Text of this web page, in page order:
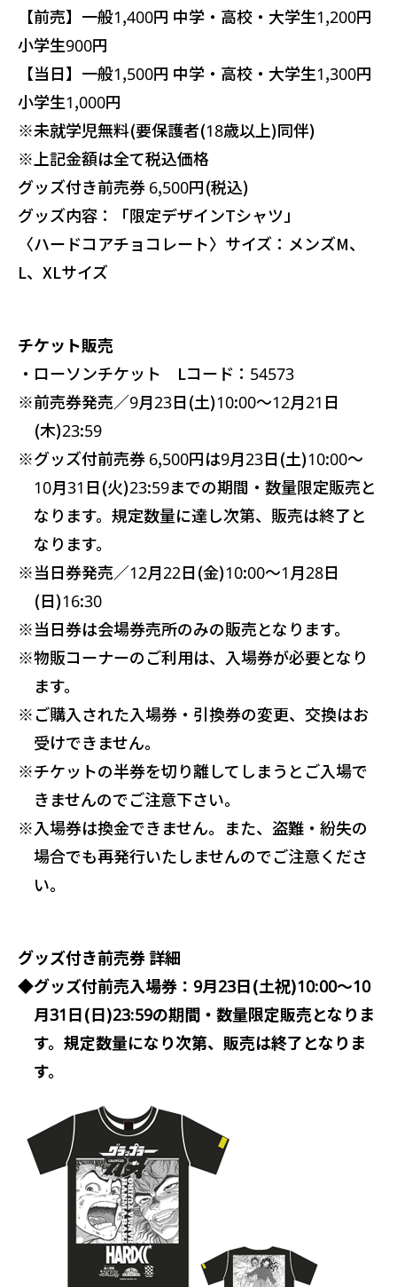
【前売】一般1,400円 中学・高校・大学生1,200円
小学生900円
【当日】一般1,500円 中学・高校・大学生1,300円
小学生1,000円
※未就学児無料(要保護者(18歳以上)同伴)
※上記金額は全て税込価格
グッズ付き前売券 6,500円(税込)
グッズ内容：「限定デザインTシャツ」
〈ハードコアチョコレート〉サイズ：メンズM、
L、XLサイズ
チケット販売
・ローソンチケット Lコード：54573
※前売券発売／9月23日(土)10:00～12月21日
(木)23:59
※グッズ付前売券 6,500円は9月23日(土)10:00～
10月31日(火)23:59までの期間・数量限定販売と
なります。規定数量に達し次第、販売は終了と
なります。
※当日券発売／12月22日(金)10:00～1月28日
(日)16:30
※当日券は会場券売所のみの販売となります。
※物販コーナーのご利用は、入場券が必要となり
ます。
※ご購入された入場券・引換券の変更、交換はお
受けできません。
※チケットの半券を切り離してしまうとご入場で
きませんのでご注意下さい。
※入場券は換金できません。また、盗難・紛失の
場合でも再発行いたしませんのでご注意くださ
い。
グッズ付き前売券 詳細
◆グッズ付前売入場券：9月23日(土祝)10:00～10
月31日(日)23:59の期間・数量限定販売となりま
す。規定数量になり次第、販売は終了となりま
す。